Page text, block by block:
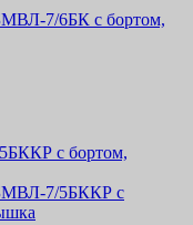
7/6БК с бортом,
7/5БККР с